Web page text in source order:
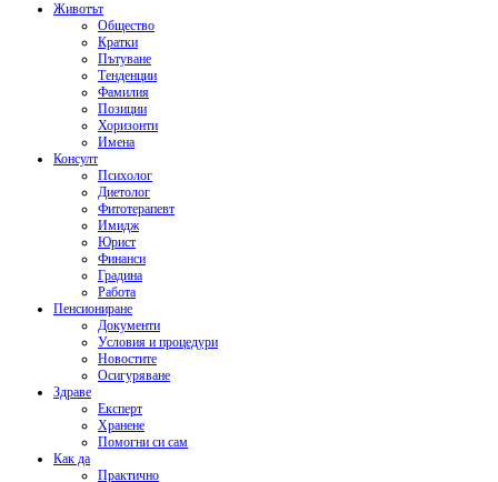
Животът
Общество
Кратки
Пътуване
Тенденции
Фамилия
Позиции
Хоризонти
Имена
Консулт
Психолог
Диетолог
Фитотерапевт
Имидж
Юрист
Финанси
Градина
Работа
Пенсиониране
Документи
Условия и процедури
Новостите
Осигуряване
Здраве
Експерт
Хранене
Помогни си сам
Как да
Практично